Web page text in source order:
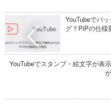
YouTubeでバ
グ？PiPの仕様
YouTubeでスタンプ・絵文字が表